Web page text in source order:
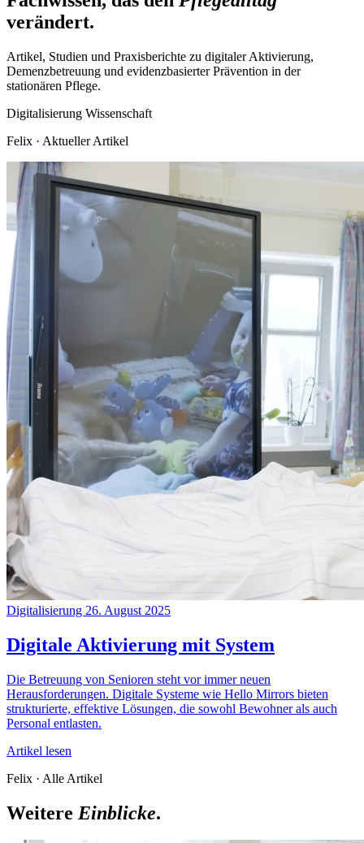
verändert.
Artikel, Studien und Praxisberichte zu digitaler Aktivierung,
Demenzbetreuung und evidenzbasierter Prävention in der
stationären Pflege.
Digitalisierung Wissenschaft
Felix · Aktueller Artikel
Digitalisierung 26. August 2025
Digitale Aktivierung mit System
Die Betreuung von Senioren steht vor immer neuen
Herausforderungen. Digitale Systeme wie Hello Mirrors bieten
strukturierte, effektive Lösungen, die sowohl Bewohner als auch
Personal entlasten.
Artikel lesen
Felix · Alle Artikel
Weitere Einblicke.